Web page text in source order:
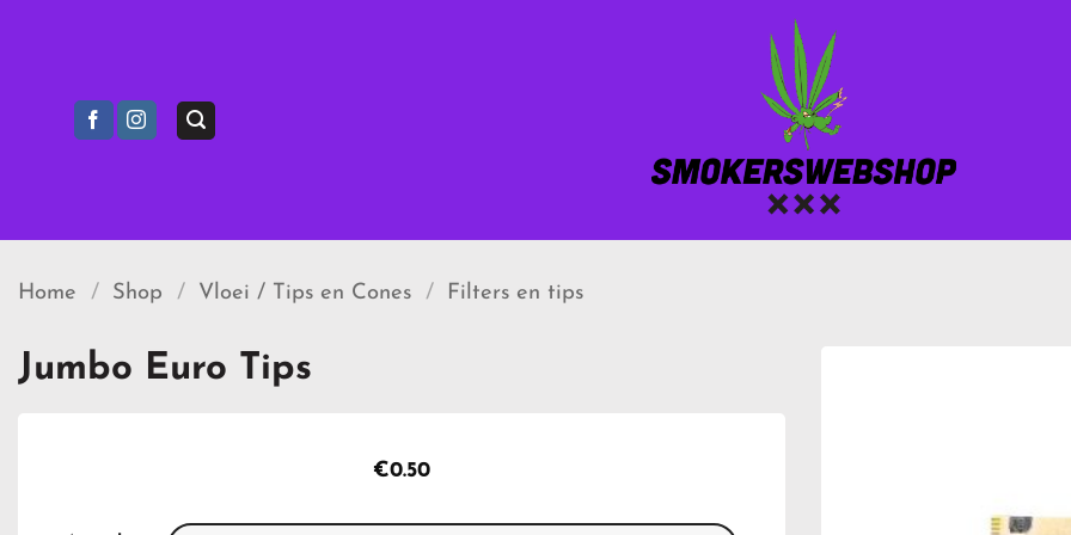
Home / Shop / Vloei / Tips en Cones / Filters en tips
Jumbo Euro Tips
€0.50